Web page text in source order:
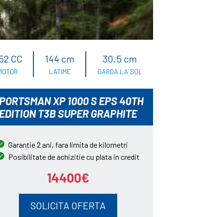
CC
LATIME
144 cm
GARDA LA SOL
30.5 cm
XP 1000 S EPS 40TH
T3B SUPER GRAPHITE
Garantie 2 ani, fara limita de kilometri
Posibilitate de achizitie cu plata in credit
14400€
SOLICITA OFERTA